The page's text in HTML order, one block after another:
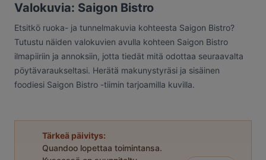
Valokuvia: Saigon Bistro
Etsitkö ruoka- ja tunnelmakuvia kohteesta Saigon Bistro?
Tutustu näiden valokuvien avulla kohteen Saigon Bistro
ilmapiiriin ja annoksiin, jotta tiedät mitä odottaa seuraavalta
pöytävaraukseltasi. Herätä makunystyräsi ja sisäinen
foodiesi Saigon Bistro -tiimin tarjoamilla kuvilla.
Tärkeä päivitys:
Quandoo lopettaa toimintansa.